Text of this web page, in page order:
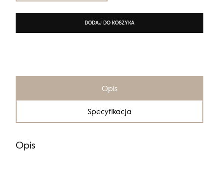
DODAJ DO KOSZYKA
Opis
Specyfikacja
Opis